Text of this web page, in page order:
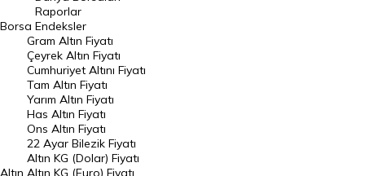
Dünya Borsaları
Raporlar
Endeksler
DÖVİZ
Döviz Kuru
Dolar Kuru
Borsa
Raporlar
Endeksler
Altın
Gram Altın Fiyatı
Çeyrek Altın Fiyatı
Cumhuriyet Altını Fiyatı
Tam Altın Fiyatı
Yarım Altın Fiyatı
Has Altın Fiyatı
Ons Altın Fiyatı
22 Ayar Bilezik Fiyatı
Altın KG (Dolar) Fiyatı
Altın KG (Euro) Fiyatı